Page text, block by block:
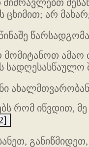
ცხიმით; არ
წინაშე
მომიტანოთ ამაო
რომ იწვდით,